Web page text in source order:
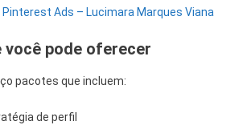
Ads – Lucimara Marques Viana
você pode oferecer
pacotes que incluem:
de perfil